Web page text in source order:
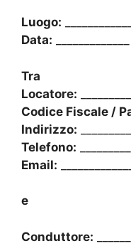
Luogo:
Data:
Tra
Locatore:
Codice Fiscale /
Indirizzo:
Telefono:
Email:
e
Conduttore: